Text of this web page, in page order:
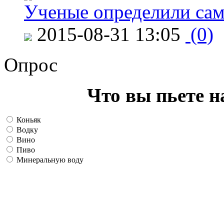
Ученые определили
2015-08-31 13:05 (0)
Опрос
Что вы пьете
Коньяк
Водку
Вино
Пиво
Минеральную воду